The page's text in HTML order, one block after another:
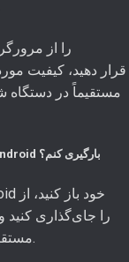
آیا می توانم ویدیوهای XNXX را در iPhone یا Android بارگیری کنم؟
مستقیماً بدون هیچ برنامه‌ای در تلفنتان دانلود کنید.